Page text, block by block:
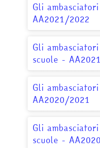
Gli
AA2021/2022
Gli
scuole -
Gli
AA2020/2021
Gli
scuole -